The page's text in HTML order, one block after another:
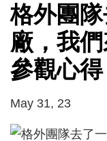
格外團
廠，我
參觀心得
May 31, 23